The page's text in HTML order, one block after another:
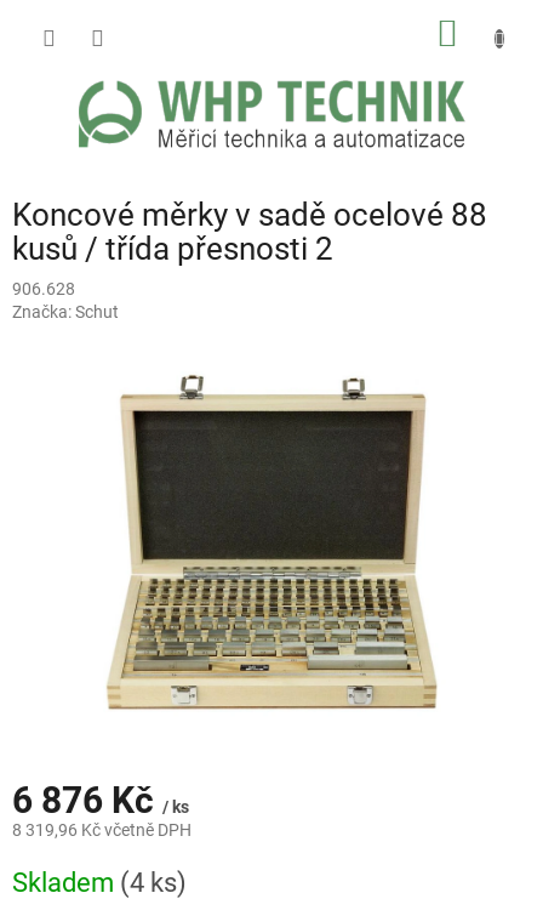
Koncové měrky v sadě ocelové 88
kusů / třída přesnosti 2
906.628
Značka:Schut
6 876 Kč / ks
8 319,96 Kč včetně DPH
cena:
Skladem (4 ks)